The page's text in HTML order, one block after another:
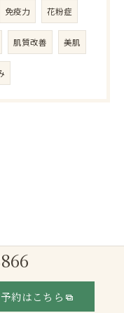
免疫力 花粉症
肌質改善 美肌
約はこちら